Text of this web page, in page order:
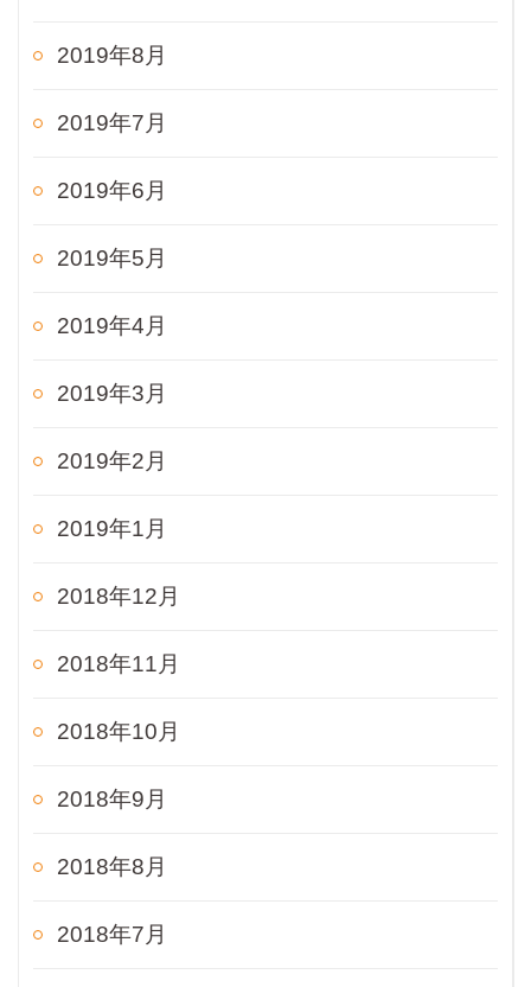
2019年8月
2019年7月
2019年6月
2019年5月
2019年4月
2019年3月
2019年2月
2019年1月
2018年12月
2018年11月
2018年10月
2018年9月
2018年8月
2018年7月